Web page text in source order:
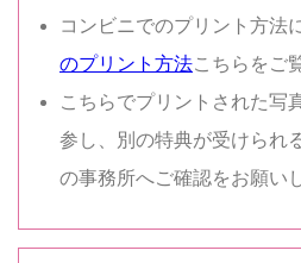
コンビニでのプリント方法
のプリント方法こちらをご
こちらでプリントされた写
参し、別の特典が受けられ
の事務所へご確認をお願い